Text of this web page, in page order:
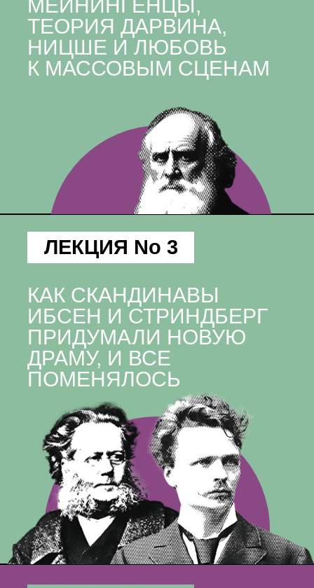
МЕЙНИНГЕНЦЫ,
ТЕОРИЯ ДАРВИНА,
НИЦШЕ И ЛЮБОВЬ
К МАССОВЫМ СЦЕНАМ
КАК СКАНДИНАВЫ
ИБСЕН И СТРИНДБЕРГ
ПРИДУМАЛИ НОВУЮ
ДРАМУ, И ВСЕ
ПОМЕНЯЛОСЬ
ЛЕКЦИЯ No 3